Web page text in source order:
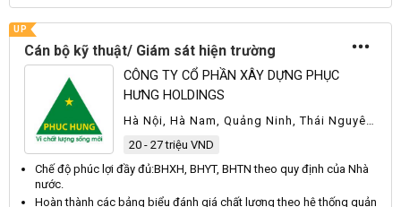
UP
Cán bộ kỹ thuật/ Giám sát hiện trường
CÔNG TY CỔ PHẦN XÂY DỰNG PHỤC
HƯNG HOLDINGS
Hà Nội, Hà Nam, Quảng Ninh, Thái Nguyên,
20 - 27 triệu VND
Chế độ phúc lợi đầy đủ:BHXH, BHYT, BHTN theo quy định của Nhà
nước.
Hoàn thành các bảng biểu đánh giá chất lượng theo hệ thống quản